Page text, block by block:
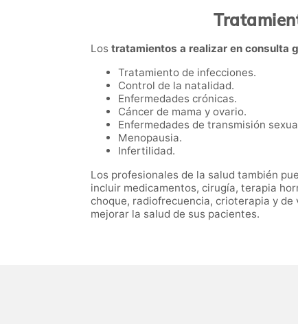
Los tratamientos a realizar en consulta
Tratamiento de infecciones.
Control de la natalidad.
Enfermedades crónicas.
Cáncer de mama y ovario.
Enfermedades de transmisión
Menopausia.
Infertilidad.
Los profesionales de la salud también
incluir medicamentos, cirugía, terapia
choque, radiofrecuencia, crioterapia y
mejorar la salud de sus pacientes.